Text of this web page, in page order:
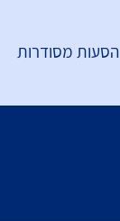
הסעות מסודרות